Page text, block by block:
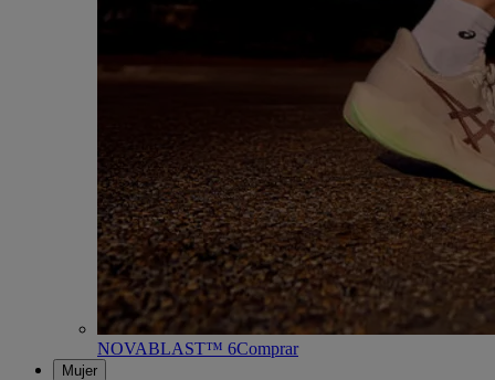
NOVABLAST™ 6Comprar
Mujer